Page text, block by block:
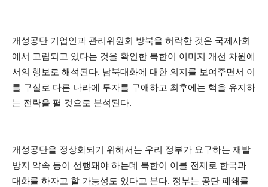
개성공단 기업인과 관리위원회 방북을 허락한 것은 국제사회
에서 고립되고 있다는 것을 확인한 북한이 이미지 개선 차원에
서의 행보로 해석된다. 남북대화에 대한 의지를 보여주면서 이
를 구실로 다른 나라에 투자를 구애하고 최후에는 핵을 유지하
는 전략을 펼 것으로 분석된다.
개성공단을 정상화되기 위해서는 우리 정부가 요구하는 재발
방지 약속 등이 선행돼야 하는데 북한이 이를 전제로 한국과
대화를 하자고 할 가능성도 있다고 본다. 정부는 공단 폐쇄를